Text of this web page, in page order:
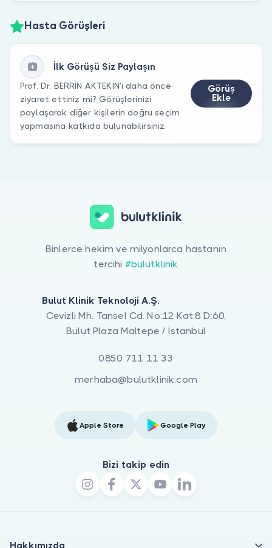
Hasta Görüşleri
İlk Görüşü Siz Paylaşın
Prof. Dr. BERRİN AKTEKİN’ı daha önce
ziyaret ettiniz mi? Görüşlerinizi
paylaşarak diğer kişilerin doğru seçim
yapmasına katkıda bulunabilirsiniz.
Görüş
Ekle
Binlerce hekim ve milyonlarca hastanın
tercihi #bulutklinik
Bulut Klinik Teknoloji A.Ş.
Cevizli Mh. Tansel Cd. No:12 Kat:8 D:60,
Bulut Plaza Maltepe / İstanbul
0850 711 11 33
merhaba@bulutklinik.com
Apple Store Google Play
Bizi takip edin
Hakkımızda